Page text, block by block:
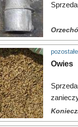
Owies
100kg.